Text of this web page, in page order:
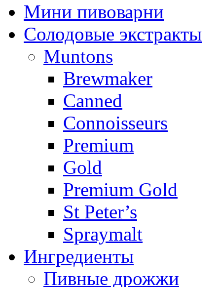
Мини пивоварни
Солодовые экстракты
Muntons
Brewmaker
Canned
Connoisseurs
Premium
Gold
Premium Gold
St Peter’s
Spraymalt
Ингредиенты
Пивные дрожжи